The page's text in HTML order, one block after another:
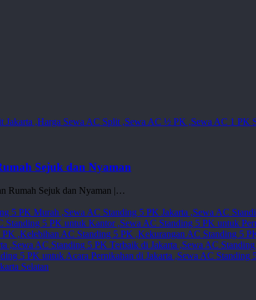
Sejuk dan Nyaman
Rumah Sejuk dan Nyaman |…